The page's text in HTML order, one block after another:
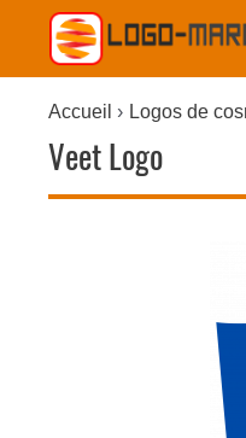
Accueil Logos de
Veet Logo